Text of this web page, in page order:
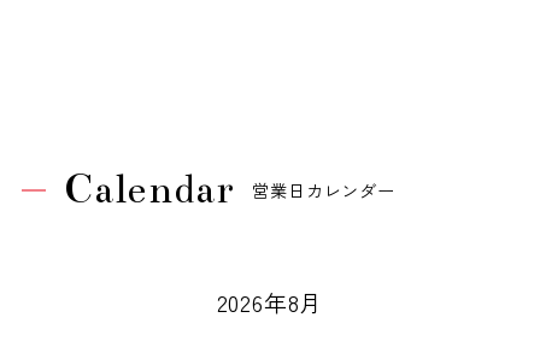
Calendar 営業日カレンダー
2026年8月